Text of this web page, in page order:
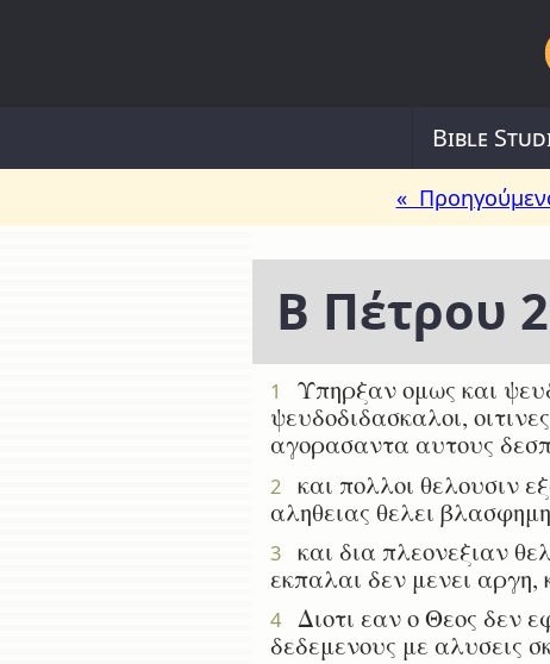
Bible
«
Β Πέτρου 2
1
Υπηρξαν ομως και
ψευδοδιδασκαλοι,
αγορασαντα αυτους
2
και πολλοι θελουσιν
αληθειας θελει
3
και δια πλεονεξιαν
εκπαλαι δεν μενει
4
Διοτι εαν ο Θεος δεν
δεδεμενους με αλυσεις